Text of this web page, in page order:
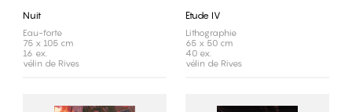
Nuit
Eau-forte
75 x 105 cm
16 ex.
vélin de Rives
Etude IV
Lithographie
65 x 50 cm
40 ex.
vélin de Rives